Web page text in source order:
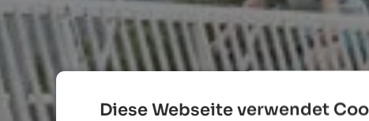
Diese Webseite verwendet